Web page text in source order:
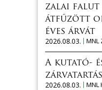
zalai falut
átfűzött
éves árvát
2026.08.03.
MNL
A kutató-
2026.08.03.
MNL